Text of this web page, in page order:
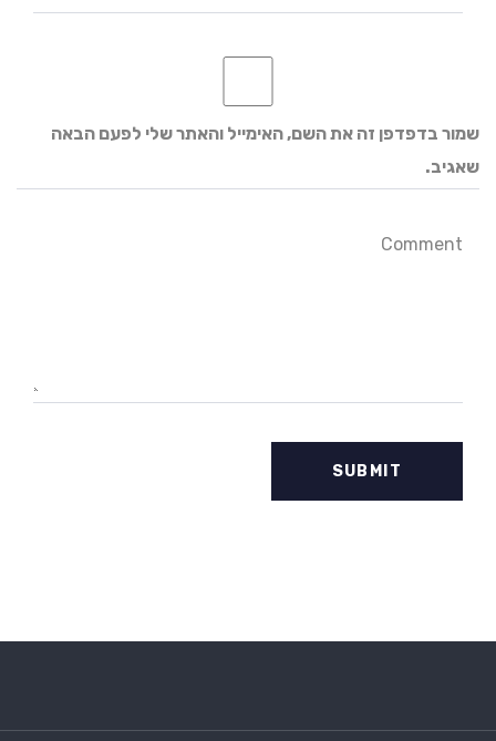
שמור בדפדפן זה את השם, האימייל והאתר שלי לפעם הבאה
שאגיב.
Comment